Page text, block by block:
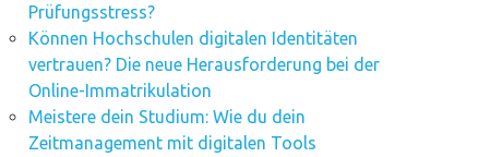
Prüfungsstress?
Können Hochschulen digitalen Identitäten
vertrauen? Die neue Herausforderung bei der
Online-Immatrikulation
Meistere dein Studium: Wie du dein
Zeitmanagement mit digitalen Tools